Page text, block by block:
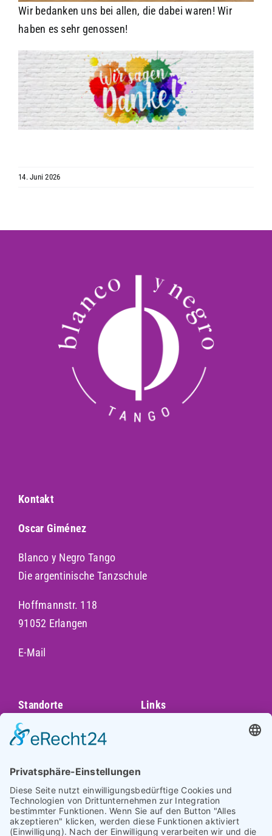
Wir bedanken uns bei allen, die dabei waren! Wir
haben es sehr genossen!
14. Juni 2026
Kontakt
Oscar Giménez
Blanco y Negro Tango
Die argentinische Tanzschule
Hoffmannstr. 118
91052 Erlangen
E-Mail
Standorte
Augsburg
Darmstadt
Frankfurt
Heidelberg
Hofheim am
Links
Impressum
Datenschutz